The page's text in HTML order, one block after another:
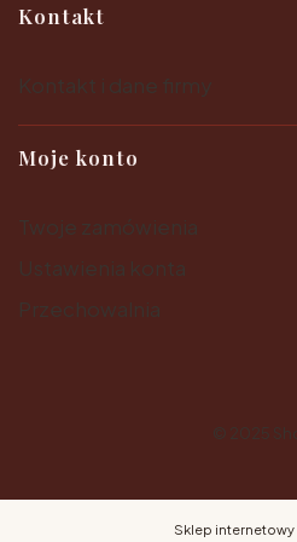
Kontakt
Moje konto
Sklep internetowy